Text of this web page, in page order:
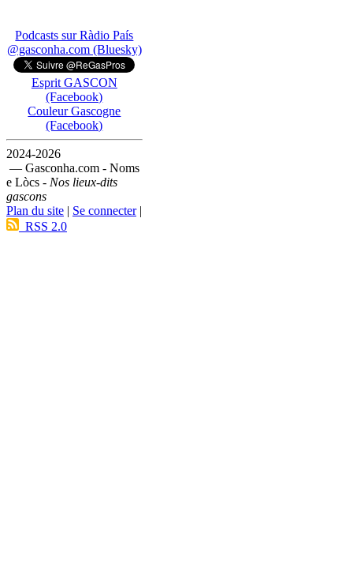
Podcasts sur Ràdio País
@gasconha.com (Bluesky)
Esprit GASCON
(Facebook)
Couleur Gascogne
(Facebook)
2024-2026
— Gasconha.com - Noms
e Lòcs - Nos lieux-dits
gascons
Plan du site | Se connecter|
RSS 2.0